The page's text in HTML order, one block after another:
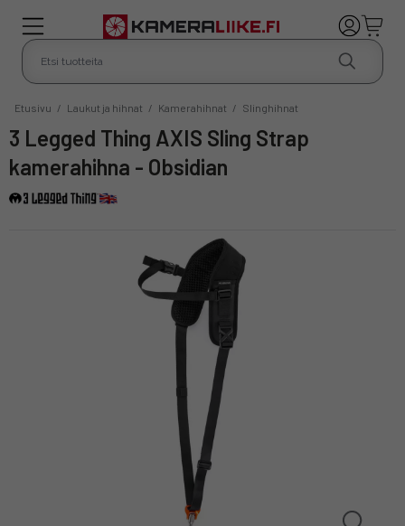
Etusivu / Laukut ja hihnat / Kamerahihnat / Slinghihnat
3 Legged Thing AXIS Sling Strap
kamerahihna - Obsidian